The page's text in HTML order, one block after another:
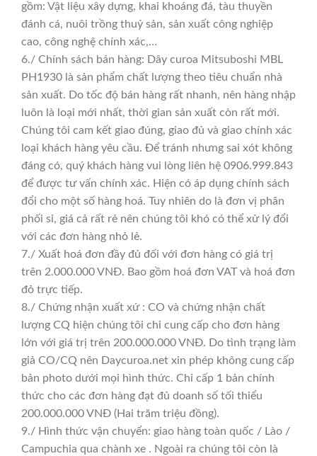
gồm: Vật liệu xây dựng, khai khoáng đá, tàu thuyền
đánh cá, nuôi trồng thuỷ sản, sản xuất công nghiệp
cao, công nghệ chính xác,…
6./ Chính sách bán hàng: Dây curoa Mitsuboshi MBL
PH1930 là sản phẩm chất lượng theo tiêu chuẩn nhà
sản xuất. Do tốc độ bán hàng rất nhanh, nên hàng nhập
luôn là loại mới nhất, thời gian sản xuất còn rất mới.
Chúng tôi cam kết giao đúng, giao đủ và giao chính xác
loại khách hàng yêu cầu. Để tránh nhưng sai xót không
đáng có, quý khách hàng vui lòng liên hệ 0906.999.843
để được tư vấn chính xác. Hiện có áp dụng chính sách
đổi cho một số hàng hoá. Tuy nhiên do là đơn vị phân
phối sỉ, giá cả rất rẻ nên chúng tôi khó có thể xử lý đổi
với các đơn hàng nhỏ lẻ.
7./ Xuất hoá đơn đầy đủ đối với đơn hàng có giá trị
trên 2.000.000 VNĐ. Bao gồm hoá đơn VAT và hoá đơn
đỏ trực tiếp.
8./ Chứng nhận xuất xứ : CO và chứng nhận chất
lượng CQ hiện chúng tôi chỉ cung cấp cho đơn hàng
lớn với giá trị trên 200.000.000 VNĐ. Do tình trạng làm
giả CO/CQ nên Daycuroa.net xin phép không cung cấp
bản photo dưới mọi hình thức. Chỉ cấp 1 bản chính
thức cho các đơn hàng đạt đủ doanh số tối thiểu
200.000.000 VNĐ (Hai trăm triệu đồng).
9./ Hình thức vận chuyển: giao hàng toàn quốc / Lào /
Campuchia qua chành xe . Ngoài ra chúng tôi còn là